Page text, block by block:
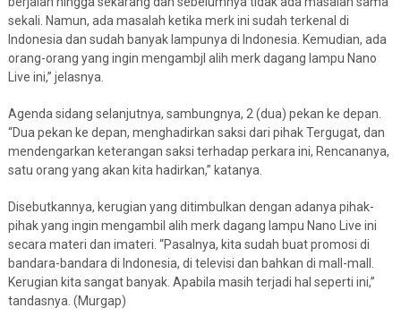
sekali. Namun, ada masalah ketika merk ini sudah terkenal di
Indonesia dan sudah banyak lampunya di Indonesia. Kemudian, ada
orang-orang yang ingin mengambjl alih merk dagang lampu Nano
Live ini,” jelasnya.
Agenda sidang selanjutnya, sambungnya, 2 (dua) pekan ke depan.
“Dua pekan ke depan, menghadirkan saksi dari pihak Tergugat, dan
mendengarkan keterangan saksi terhadap perkara ini, Rencananya,
satu orang yang akan kita hadirkan,” katanya.
Disebutkannya, kerugian yang ditimbulkan dengan adanya pihak-
pihak yang ingin mengambil alih merk dagang lampu Nano Live ini
secara materi dan imateri. “Pasalnya, kita sudah buat promosi di
bandara-bandara di Indonesia, di televisi dan bahkan di mall-mall.
Kerugian kita sangat banyak. Apabila masih terjadi hal seperti ini,”
tandasnya. (Murgap)